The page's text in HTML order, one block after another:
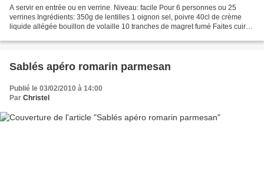
A servir en entrée ou en verrine. Niveau: facile Pour 6 personnes ou 25
verrines Ingrédients: 350g de lentilles 1 oignon sel, poivre 40cl de crème
liquide allégée bouillon de volaille 10 tranches de magret fumé Faites cuire
Sablés apéro romarin parmesan
Publié le 03/02/2010 à 14:00
Par Christel